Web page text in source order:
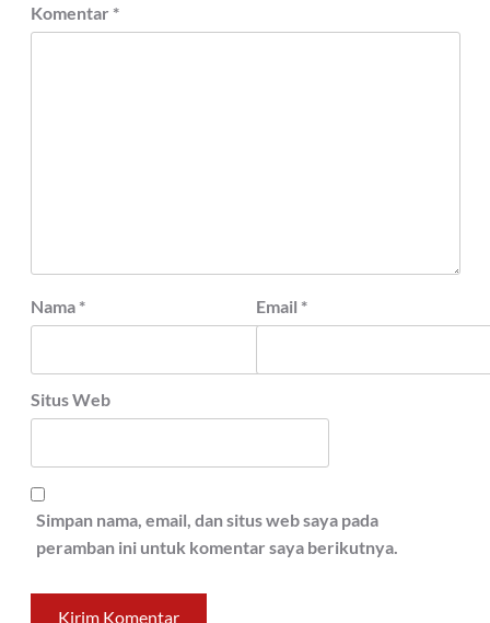
Komentar *
Nama * Email *
Situs Web
Simpan nama, email, dan situs web saya pada
peramban ini untuk komentar saya berikutnya.